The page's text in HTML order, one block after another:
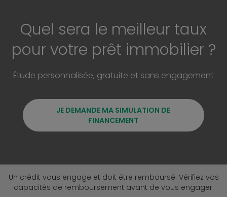
Quel sera le meilleur taux
pour votre prêt immobilier ?
Étude personnalisée, gratuite et sans engagement
JE DEMANDE MA SIMULATION DE
FINANCEMENT
Un crédit vous engage et doit être remboursé. Vérifiez vos
capacités de remboursement avant de vous engager.